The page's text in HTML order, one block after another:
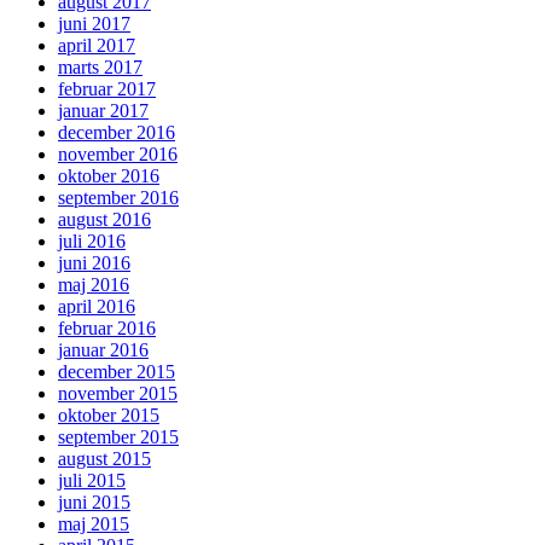
juni 2017
april 2017
marts 2017
februar 2017
januar 2017
december 2016
november 2016
oktober 2016
september 2016
august 2016
juli 2016
juni 2016
maj 2016
april 2016
februar 2016
januar 2016
december 2015
november 2015
oktober 2015
september 2015
august 2015
juli 2015
juni 2015
maj 2015